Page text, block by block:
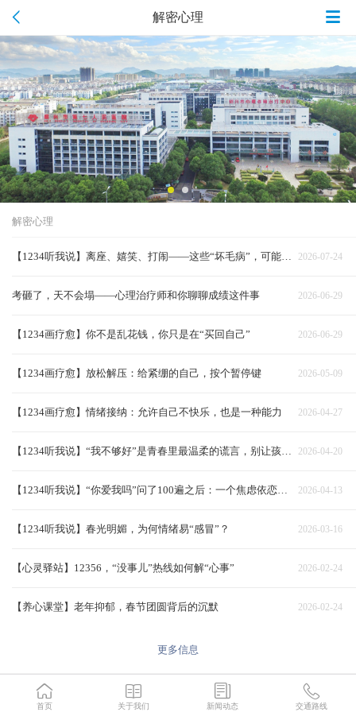
解密心理
解密心理
2026-07-24
【1234听我说】离座、嬉笑、打闹——这些“坏毛病”，可能是孩子在求救
2026-06-29
考砸了，天不会塌——心理治疗师和你聊聊成绩这件事
2026-06-29
【1234画疗愈】你不是乱花钱，你只是在“买回自己”
2026-05-09
【1234画疗愈】放松解压：给紧绷的自己，按个暂停键
2026-04-27
【1234画疗愈】情绪接纳：允许自己不快乐，也是一种能力
2026-04-20
【1234听我说】“我不够好”是青春里最温柔的谎言，别让孩子一个人扛
2026-04-13
【1234听我说】“你爱我吗”问了100遍之后：一个焦虑依恋者的自救指南‌
2026-03-16
【1234听我说】春光明媚，为何情绪易“感冒”？
2026-02-24
【心灵驿站】12356，“没事儿”热线如何解“心事”
2026-02-24
【养心课堂】老年抑郁，春节团圆背后的沉默
更多信息
首页 关于我们 新闻动态 交通路线